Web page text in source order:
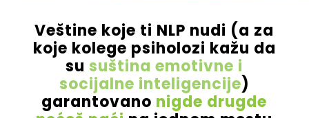
Veštine koje ti NLP nudi (a za
koje kolege psiholozi kažu da
su suština emotivne i
socijalne inteligencije)
garantovano nigde drugde